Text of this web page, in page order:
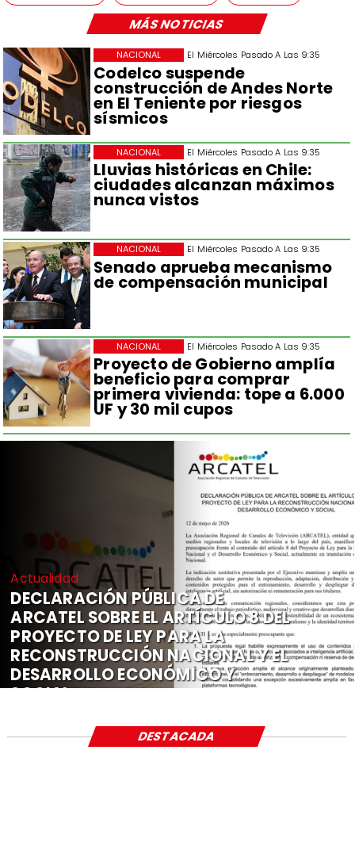
MÁS NOTICIAS
El Miércoles Pasado A Las 9:35
Codelco suspende
construcción de Andes Norte
en El Teniente por riesgos
sísmicos
NACIONAL
El Miércoles Pasado A Las 9:35
Lluvias históricas en Chile:
ciudades alcanzan máximos
nunca vistos
NACIONAL
El Miércoles Pasado A Las 9:35
Senado aprueba mecanismo
de compensación municipal
NACIONAL
El Miércoles Pasado A Las 9:35
Proyecto de Gobierno amplía
beneficio para comprar
primera vivienda: tope a 6.000
UF y 30 mil cupos
NACIONAL
Actualidad
DECLARACIÓN PÚBLICA DE
ARCATEL SOBRE EL ARTÍCULO 8 DEL
PROYECTO DE LEY PARA LA
RECONSTRUCCIÓN NACIONAL Y EL
DESARROLLO ECONÓMICO Y
SOCIAL
DESTACADA